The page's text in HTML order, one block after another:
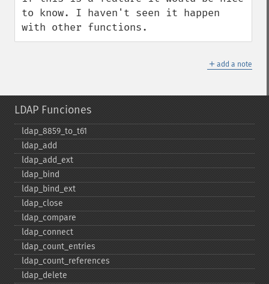
to know. I haven't seen it happen
with other functions.
＋ add a note
LDAP Funciones
ldap_​8859_​to_​t61
ldap_​add
ldap_​add_​ext
ldap_​bind
ldap_​bind_​ext
ldap_​close
ldap_​compare
ldap_​connect
ldap_​count_​entries
ldap_​count_​references
ldap_​delete